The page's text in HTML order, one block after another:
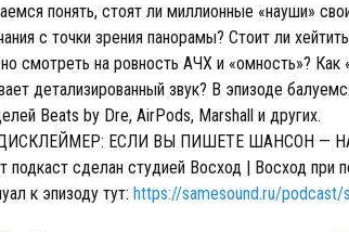
понять, стоят ли миллионные «науши»
с точки зрения панорамы? Стоит ли
смотреть на ровность АЧХ и «омность»? Как
детализированный звук? В эпизоде
Beats by Dre, AirPods, Marshall и других.
ЕСЛИ ВЫ ПИШЕТЕ ШАНСОН —
подкаст сделан студией Восход | Восход при
к эпизоду тут: https://samesound.ru/podcast/